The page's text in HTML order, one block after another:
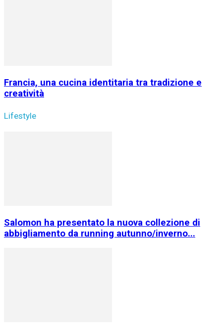
Francia, una cucina identitaria tra tradizione e
creatività
Lifestyle
Salomon ha presentato la nuova collezione di
abbigliamento da running autunno/inverno...